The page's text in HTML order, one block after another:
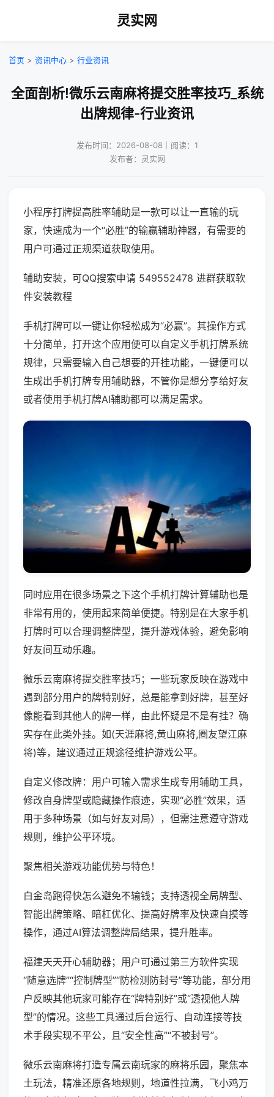
灵实网
首页 > 资讯中心 > 行业资讯
全面剖析!微乐云南麻将提交胜率技巧_系统
出牌规律-行业资讯
发布时间：2026-08-08｜阅读：1
发布者：灵实网
小程序打牌提高胜率辅助是一款可以让一直输的玩
家，快速成为一个“必胜”的输赢辅助神器，有需要的
用户可通过正规渠道获取使用。
辅助安装，可QQ搜索申请 549552478 进群获取软
件安装教程
手机打牌可以一键让你轻松成为“必赢”。其操作方式
十分简单，打开这个应用便可以自定义手机打牌系统
规律，只需要输入自己想要的开挂功能，一键便可以
生成出手机打牌专用辅助器，不管你是想分享给好友
或者使用手机打牌AI辅助都可以满足需求。
同时应用在很多场景之下这个手机打牌计算辅助也是
非常有用的，使用起来简单便捷。特别是在大家手机
打牌时可以合理调整牌型，提升游戏体验，避免影响
好友间互动乐趣。
微乐云南麻将提交胜率技巧；一些玩家反映在游戏中
遇到部分用户的牌特别好，总是能拿到好牌，甚至好
像能看到其他人的牌一样，由此怀疑是不是有挂？确
实存在此类外挂。如(天涯麻将,黄山麻将,圈友望江麻
将)等，建议通过正规途径维护游戏公平。
自定义修改牌：用户可输入需求生成专用辅助工具，
修改自身牌型或隐藏操作痕迹，实现“必胜”效果，适
用于多种场景（如与好友对局），但需注意遵守游戏
规则，维护公平环境。
聚焦相关游戏功能优势与特色！
白金岛跑得快怎么避免不输钱；支持透视全局牌型、
智能出牌策略、暗杠优化、提高好牌率及快速自摸等
操作，通过AI算法调整牌局结果，提升胜率。
福建天天开心辅助器；用户可通过第三方软件实现
“随意选牌”“控制牌型”“防检测防封号”等功能，部分用
户反映其他玩家可能存在“牌特别好”或“透视他人牌
型”的情况。这些工具通过后台运行、自动连接等技
术手段实现不平公，且“安全性高”“不被封号”。
微乐云南麻将打造专属云南玩家的麻将乐园，聚焦本
土玩法，精准还原各地规则，地道性拉满，飞小鸡万